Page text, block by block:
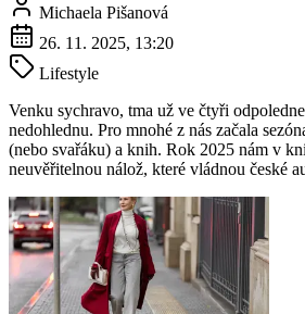
Michaela Pišanová
26. 11. 2025, 13:20
Lifestyle
Venku sychravo, tma už ve čtyři
nedohlednu. Pro mnohé z nás začala
(nebo svařáku) a knih. Rok 2025 nám v
neuvěřitelnou nálož, které vládnou české